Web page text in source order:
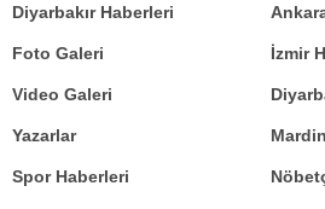
Diyarbakır Haberleri
Foto Galeri
Video Galeri
Yazarlar
İzmir
Spor Haberleri